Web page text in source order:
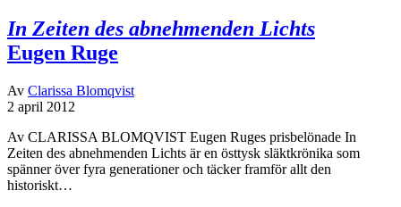
In Zeiten des abnehmenden Lichts
Eugen Ruge
Av Clarissa Blomqvist
2 april 2012
Av CLARISSA BLOMQVIST Eugen Ruges prisbelönade In
Zeiten des abnehmenden Lichts är en östtysk släktkrönika som
spänner över fyra generationer och täcker framför allt den
historiskt…